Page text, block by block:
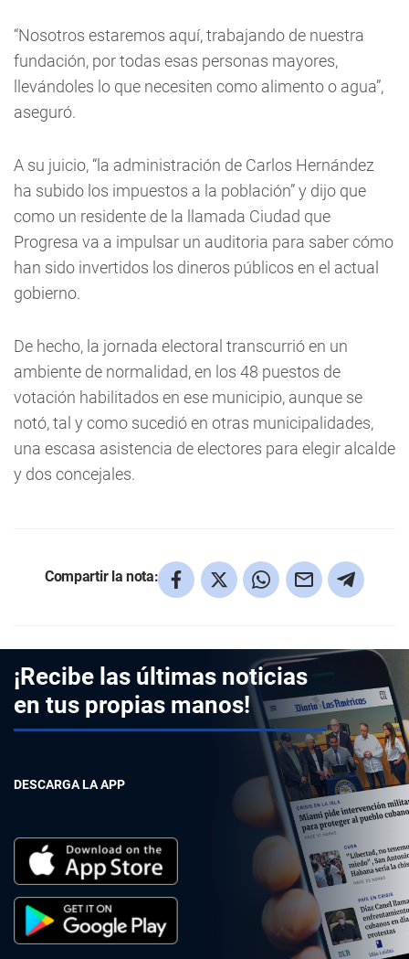
“Nosotros estaremos aquí, trabajando de nuestra
fundación, por todas esas personas mayores,
llevándoles lo que necesiten como alimento o agua”,
aseguró.
A su juicio, “la administración de Carlos Hernández
ha subido los impuestos a la población” y dijo que
como un residente de la llamada Ciudad que
Progresa va a impulsar un auditoria para saber cómo
han sido invertidos los dineros públicos en el actual
gobierno.
De hecho, la jornada electoral transcurrió en un
ambiente de normalidad, en los 48 puestos de
votación habilitados en ese municipio, aunque se
notó, tal y como sucedió en otras municipalidades,
una escasa asistencia de electores para elegir alcalde
y dos concejales.
Compartir la nota:
¡Recibe las últimas noticias
en tus propias manos!
DESCARGA LA APP